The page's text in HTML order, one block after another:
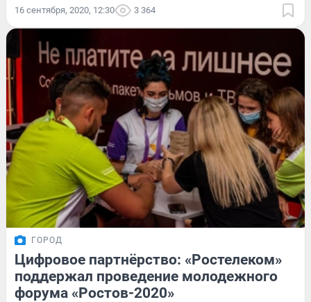
16 сентября, 2020, 12:30 3 364
ГОРОД
Цифровое партнёрство: «Ростелеком»
поддержал проведение молодежного
форума «Ростов-2020»